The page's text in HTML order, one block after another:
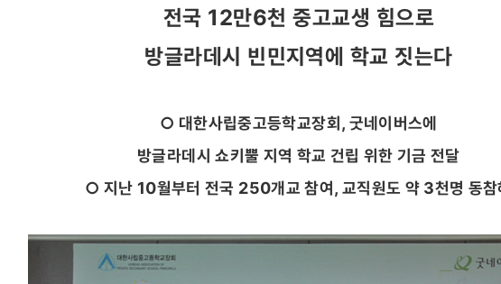
전국 12만6천 중고교생 힘으로
방글라데시 빈민지역에 학교 짓는다
○ 대한사립중고등학교장회, 굿네이버스에
방글라데시 쇼키뿔 지역 학교 건립 위한 기금 전달
○ 지난 10월부터 전국 250개교 참여, 교직원도 약 3천명 동참